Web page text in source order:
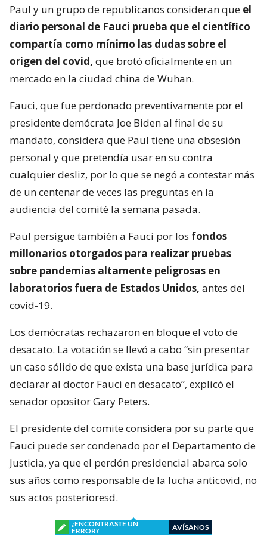
Paul y un grupo de republicanos consideran que el
diario personal de Fauci prueba que el científico
compartía como mínimo las dudas sobre el
origen del covid, que brotó oficialmente en un
mercado en la ciudad china de Wuhan.
Fauci, que fue perdonado preventivamente por el
presidente demócrata Joe Biden al final de su
mandato, considera que Paul tiene una obsesión
personal y que pretendía usar en su contra
cualquier desliz, por lo que se negó a contestar más
de un centenar de veces las preguntas en la
audiencia del comité la semana pasada.
Paul persigue también a Fauci por los fondos
millonarios otorgados para realizar pruebas
sobre pandemias altamente peligrosas en
laboratorios fuera de Estados Unidos, antes del
covid-19.
Los demócratas rechazaron en bloque el voto de
desacato. La votación se llevó a cabo “sin presentar
un caso sólido de que exista una base jurídica para
declarar al doctor Fauci en desacato”, explicó el
senador opositor Gary Peters.
El presidente del comite considera por su parte que
Fauci puede ser condenado por el Departamento de
Justicia, ya que el perdón presidencial abarca solo
sus años como responsable de la lucha anticovid, no
sus actos posterioresd.
¿ENCONTRASTE UN
ERROR?
AVÍSANOS